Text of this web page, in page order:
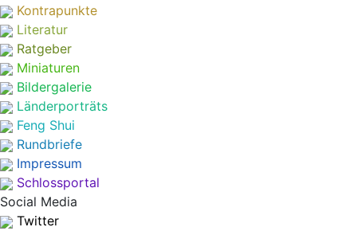
Kontrapunkte
Literatur
Ratgeber
Miniaturen
Bildergalerie
Länderporträts
Feng Shui
Rundbriefe
Impressum
Schlossportal
Social Media
Twitter